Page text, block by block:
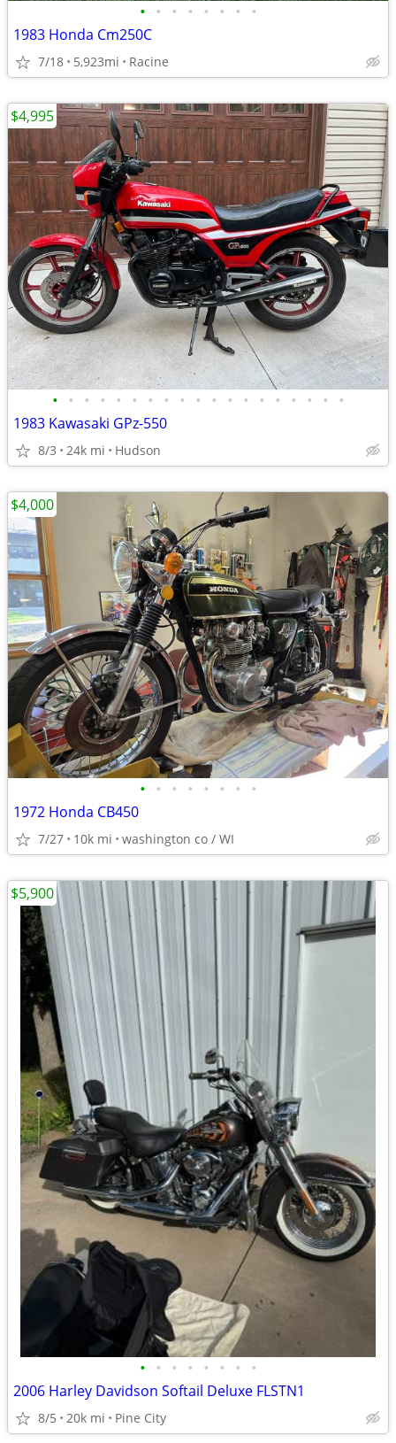
• • • • • • • •
1983 Honda Cm250C
7/18 5,923mi Racine
• • • • • • • • • • • • • • • • • • •
1983 Kawasaki GPz-550
8/3 24k mi Hudson
$4,995
• • • • • • • •
1972 Honda CB450
7/27 10k mi washington co / WI
$4,000
• • • • • • • •
2006 Harley Davidson Softail Deluxe FLSTN1
8/5 20k mi Pine City
$5,900